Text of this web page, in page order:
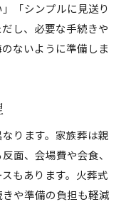
「シンプルに見送り
し、必要な手続きや
ないように準備しま
ります。家族葬は親
面、会場費や会食、
もあります。火葬式
や準備の負担も軽減